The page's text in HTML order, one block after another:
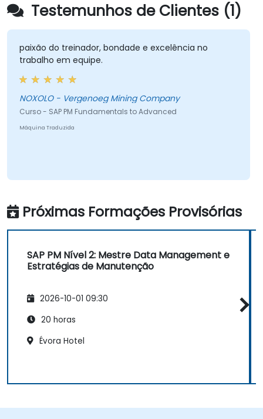
Testemunhos de Clientes (1)
paixão do treinador, bondade e excelência no
trabalho em equipe.
NOXOLO - Vergenoeg Mining Company
Curso - SAP PM Fundamentals to Advanced
Máquina Traduzida
Próximas Formações Provisórias
SAP PM Nível 2: Mestre Data Management e
Estratégias de Manutenção
2026-10-01 09:30
20 horas
Évora Hotel